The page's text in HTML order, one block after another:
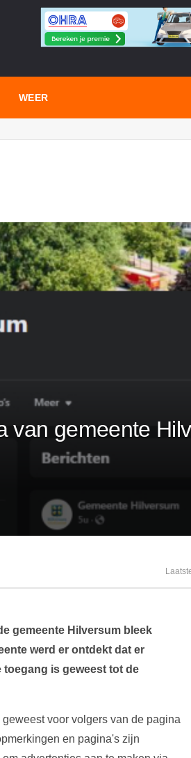
WEER
van gemeente
gemeente Hilversum bleek
werd er ontdekt dat er
is geweest tot de
voor volgers van de pagina
en pagina's zijn